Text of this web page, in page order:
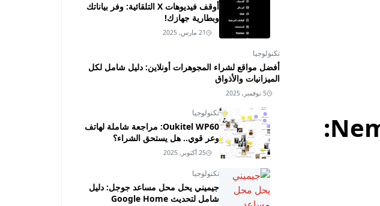
NVIDIA تطلق Nemotron 3 Nano 4B:
أوقف فيديوهات X التلقائية: وفر بياناتك
وبطارية جهازك!
21 مارس, 2025
تكنولوجيا
أفضل مواقع لشراء المجوهرات أونلاين: دليل شامل لكل
الميزانيات والأذواق
5 نوفمبر, 2025
تكنولوجيا
Oukitel WP60: مراجعة شاملة لهاتف
وعر قوي.. هل يستحق الشراء؟
25 أكتوبر, 2025
تكنولوجيا
جيميني يحل محل مساعد جوجل: دليل
شامل لتحديث Google Home